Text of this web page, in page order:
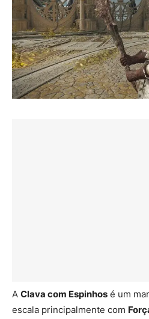
A Clava com Espinhos é um
escala principalmente com